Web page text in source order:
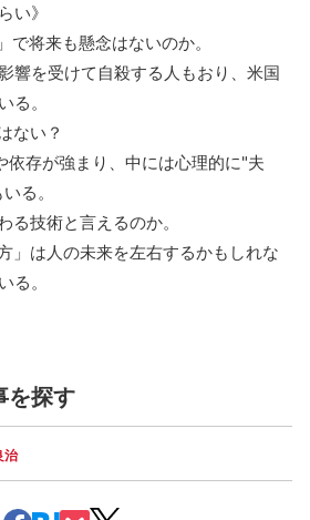
》
で将来も懸念はないのか。
響を受けて自殺する人もおり、米国
る。
ない？
存が強まり、中には心理的に"夫
る。
技術と言えるのか。
」は人の未来を左右するかもしれな
る。
を探す
治